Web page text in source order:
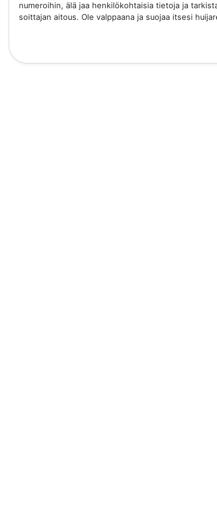
numeroihin, älä jaa henkilökohtaisia tietoja ja
soittajan aitous. Ole valppaana ja suojaa itsesi